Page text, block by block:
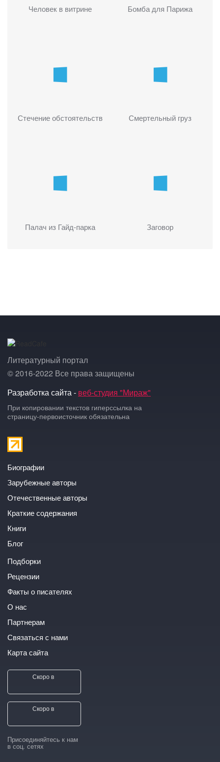
Человек в витрине Бомба для Парижа
Стечение обстоятельств Смертельный груз
Палач из Гайд-парка Заговор
Литературный портал
© 2016-2022 Все права защищены
Разработка сайта - веб-студия "Мираж"
При копировании текстов гиперссылка на
страницу-первоисточник обязательна
Биографии
Зарубежные авторы
Отечественные авторы
Краткие содержания
Книги
Блог
Подборки
Рецензии
Факты о писателях
О нас
Партнерам
Связаться с нами
Карта сайта
Скоро в
Скоро в
Присоединяйтесь к нам
в соц. сетях